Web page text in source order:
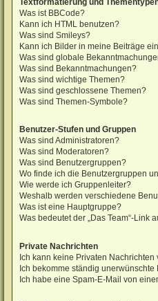
Textformatierung und
Was ist BBCode?
Kann ich HTML benutzen?
Was sind Smileys?
Kann ich Bilder in meine Beiträge
Was sind globale
Was sind Bekanntmachungen?
Was sind wichtige Themen?
Was sind geschlossene Themen?
Was sind Themen-Symbole?
Benutzer-Stufen und Gruppen
Was sind Administratoren?
Was sind Moderatoren?
Was sind Benutzergruppen?
Wo finde ich die Benutzergruppen
Wie werde ich Gruppenleiter?
Weshalb werden verschiedene
Was ist eine Hauptgruppe?
Was bedeutet der „Das Team“-Link
Private Nachrichten
Ich kann keine Privaten Nachrichten
Ich bekomme ständig unerwünschte
Ich habe eine Spam-E-Mail von